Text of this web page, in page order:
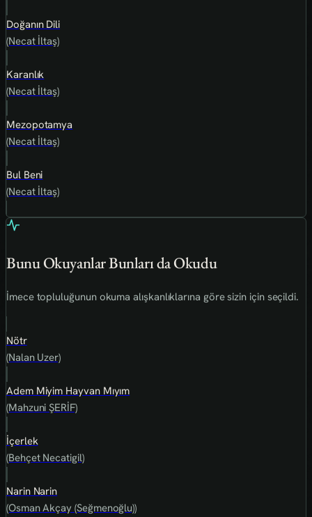
Doğanın Dili
(Necat İltaş)
Karanlık
(Necat İltaş)
Mezopotamya
(Necat İltaş)
Bul Beni
(Necat İltaş)
Bunu Okuyanlar Bunları da Okudu
İmece topluluğunun okuma alışkanlıklarına göre sizin için seçildi.
Nötr
(Nalan Uzer)
Adem Miyim Hayvan Mıyım
(Mahzuni ŞERİF)
İçerlek
(Behçet Necatigil)
Narin Narin
(Osman Akçay (Seğmenoğlu))